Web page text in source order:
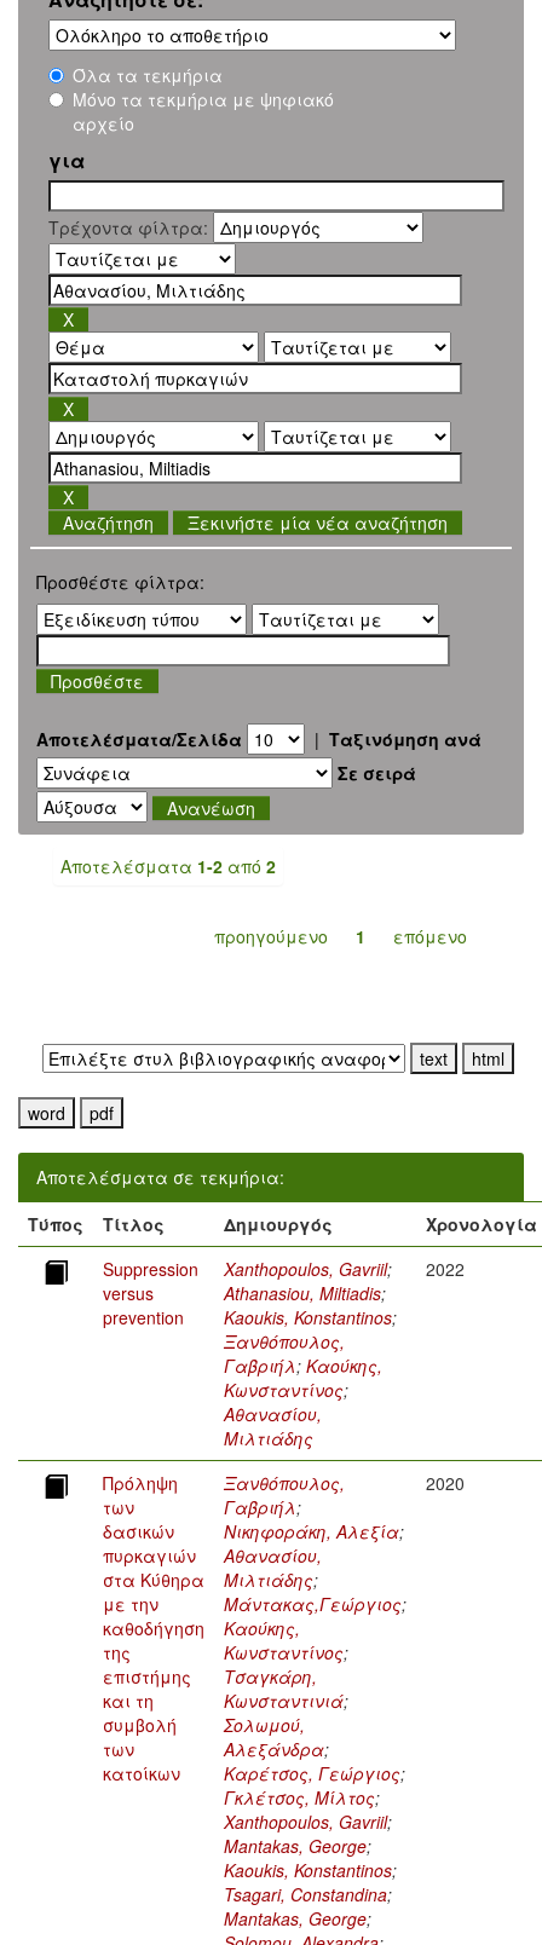
Όλα τα τεκμήρια
Μόνο τα τεκμήρια με ψηφιακό
αρχείο
για
Τρέχοντα φίλτρα:
Ξεκινήστε μία νέα αναζήτηση
Προσθέστε φίλτρα:
Αποτελέσματα/Σελίδα | Ταξινόμηση ανά
Σε σειρά
Αποτελέσματα 1-2 από 2
προηγούμενο 1 επόμενο
Αποτελέσματα σε τεκμήρια:
Τύπος
Τίτλος Δημιουργός
Χρονολογία
Suppression
versus
prevention
Xanthopoulos, Gavriil;
Athanasiou, Miltiadis;
Kaoukis, Konstantinos;
Ξανθόπουλος,
Γαβριήλ; Καούκης,
Κωνσταντίνος;
Αθανασίου,
Μιλτιάδης
2022
Πρόληψη
των
δασικών
πυρκαγιών
στα Κύθηρα
με την
καθοδήγηση
της
επιστήμης
και τη
συμβολή
των
κατοίκων
Ξανθόπουλος,
Γαβριήλ;
Νικηφοράκη, Αλεξία;
Αθανασίου,
Μιλτιάδης;
Μάντακας,Γεώργιος;
Καούκης,
Κωνσταντίνος;
Τσαγκάρη,
Κωνσταντινιά;
Σολωμού,
Αλεξάνδρα;
Καρέτσος, Γεώργιος;
Γκλέτσος, Μίλτος;
Xanthopoulos, Gavriil;
Mantakas, George;
Kaoukis, Konstantinos;
Tsagari, Constandina;
Mantakas, George;
2020